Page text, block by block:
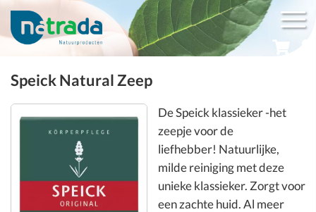
Speick Natural Zeep
De Speick klassieker -het
zeepje voor de
liefhebber! Natuurlijke,
milde reiniging met deze
unieke klassieker. Zorgt voor
een zachte huid. Al meer